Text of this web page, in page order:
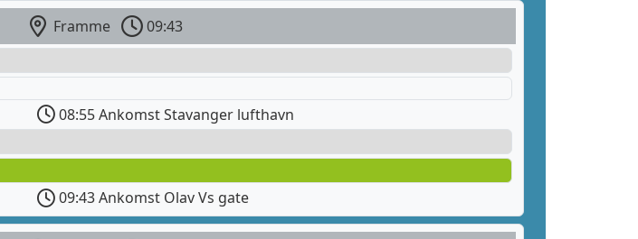
Framme
09:43
08:55 Ankomst Stavanger lufthavn
09:43 Ankomst Olav Vs gate